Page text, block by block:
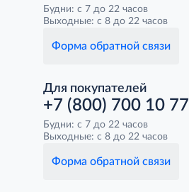
Будни: с 7 до 22 часов
Выходные: с 8 до 22 часов
Форма обратной связи
Для покупателей
+7 (800) 700 10 77
Будни: с 7 до 22 часов
Выходные: с 8 до 22 часов
Форма обратной связи